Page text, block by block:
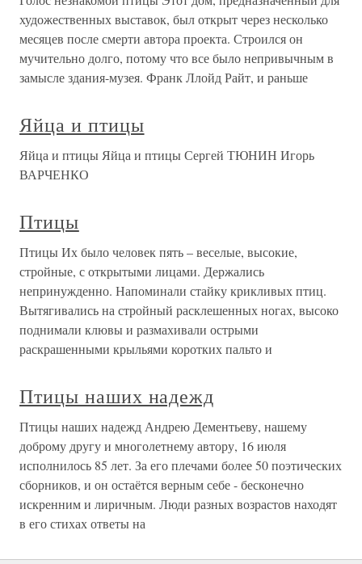
художественных выставок, был открыт через несколько
месяцев после смерти автора проекта. Строился он
мучительно долго, потому что все было непривычным в
замысле здания-музея. Франк Ллойд Райт, и раньше
Яйца и птицы
Яйца и птицы Яйца и птицы Сергей ТЮНИН Игорь
ВАРЧЕНКО
Птицы
Птицы Их было человек пять – веселые, высокие,
стройные, с открытыми лицами. Держались
непринужденно. Напоминали стайку крикливых птиц.
Вытягивались на стройный расклешенных ногах, высоко
поднимали клювы и размахивали острыми
раскрашенными крыльями коротких пальто и
Птицы наших надежд
Птицы наших надежд Андрею Дементьеву, нашему
доброму другу и многолетнему автору, 16 июля
исполнилось 85 лет. За его плечами более 50 поэтических
сборников, и он остаётся верным себе - бесконечно
искренним и лиричным. Люди разных возрастов находят
в его стихах ответы на